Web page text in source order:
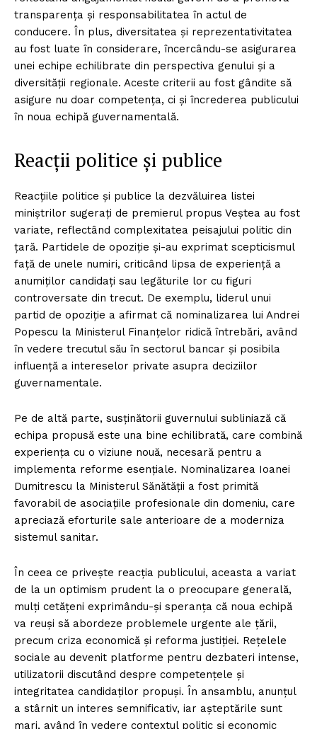
transparența și responsabilitatea în actul de
conducere. În plus, diversitatea și reprezentativitatea
au fost luate în considerare, încercându-se asigurarea
unei echipe echilibrate din perspectiva genului și a
diversității regionale. Aceste criterii au fost gândite să
asigure nu doar competența, ci și încrederea publicului
în noua echipă guvernamentală.
Reacții politice și publice
Reacțiile politice și publice la dezvăluirea listei
miniștrilor sugerați de premierul propus Veștea au fost
variate, reflectând complexitatea peisajului politic din
țară. Partidele de opoziție și-au exprimat scepticismul
față de unele numiri, criticând lipsa de experiență a
anumiților candidați sau legăturile lor cu figuri
controversate din trecut. De exemplu, liderul unui
partid de opoziție a afirmat că nominalizarea lui Andrei
Popescu la Ministerul Finanțelor ridică întrebări, având
în vedere trecutul său în sectorul bancar și posibila
influență a intereselor private asupra deciziilor
guvernamentale.
Pe de altă parte, susținătorii guvernului subliniază că
echipa propusă este una bine echilibrată, care combină
experiența cu o viziune nouă, necesară pentru a
implementa reforme esențiale. Nominalizarea Ioanei
Dumitrescu la Ministerul Sănătății a fost primită
favorabil de asociațiile profesionale din domeniu, care
apreciază eforturile sale anterioare de a moderniza
sistemul sanitar.
În ceea ce privește reacția publicului, aceasta a variat
de la un optimism prudent la o preocupare generală,
mulți cetățeni exprimându-și speranța că noua echipă
va reuși să abordeze problemele urgente ale țării,
precum criza economică și reforma justiției. Rețelele
sociale au devenit platforme pentru dezbateri intense,
utilizatorii discutând despre competențele și
integritatea candidaților propuși. În ansamblu, anunțul
a stârnit un interes semnificativ, iar așteptările sunt
mari, având în vedere contextul politic și economic